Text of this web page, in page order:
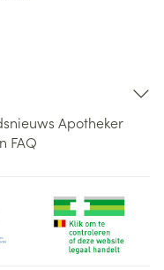
Apotheker
FAQ